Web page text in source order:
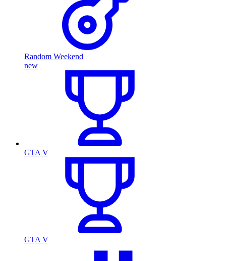
Random Weekend
new
GTA V
GTA V